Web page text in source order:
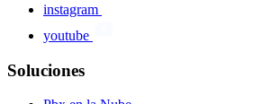
instagram
youtube
Soluciones